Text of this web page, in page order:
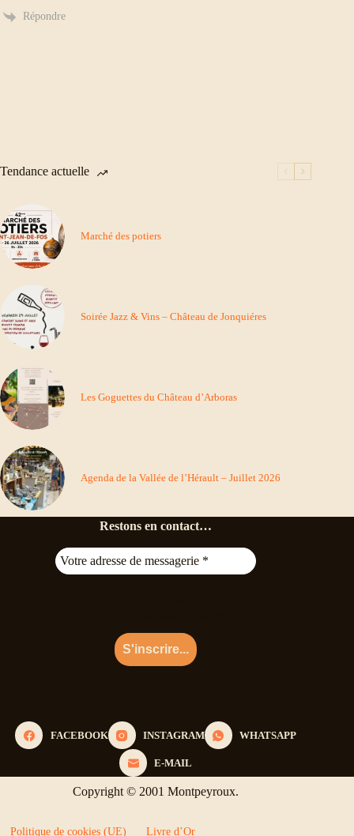
Répondre
Tendance actuelle
Marché des potiers
Soirée Jazz & Vins – Château de Jonquiéres
Les Goguettes du Château d’Arboras
Agenda de la Vallée de l’Hérault – Juillet 2026
Restons en contact…
FACEBOOK INSTAGRAM WHATSAPP
E-MAIL
Copyright © 2001 Montpeyroux.
Politique de cookies (UE) Livre d’Or